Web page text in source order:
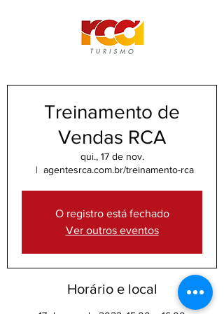
Treinamento de
Vendas RCA
qui., 17 de nov.
  |
agentesrca.com.br/treinamento-rca
O registro está fechado
Ver outros eventos
Horário e local